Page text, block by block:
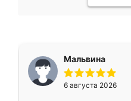
Мальвина
6 августа 2026